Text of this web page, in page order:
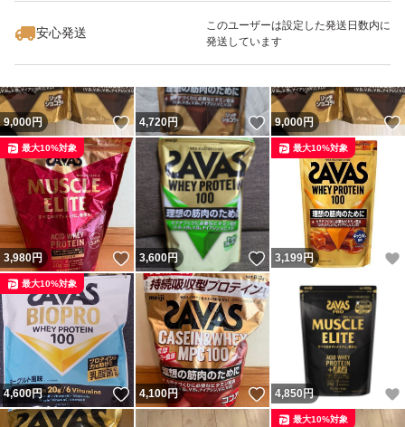
安心発送
このユーザーは設定した発送日数内に
発送しています
9,000円 いいね！
4,720円 いいね！
9,000円
3,980円 いいね！
最大10%対象
3,600円 いいね！
3,199円
最大10%対象
4,600円 いいね！
最大10%対象
4,100円 いいね！
4,850 円
最大10%対象